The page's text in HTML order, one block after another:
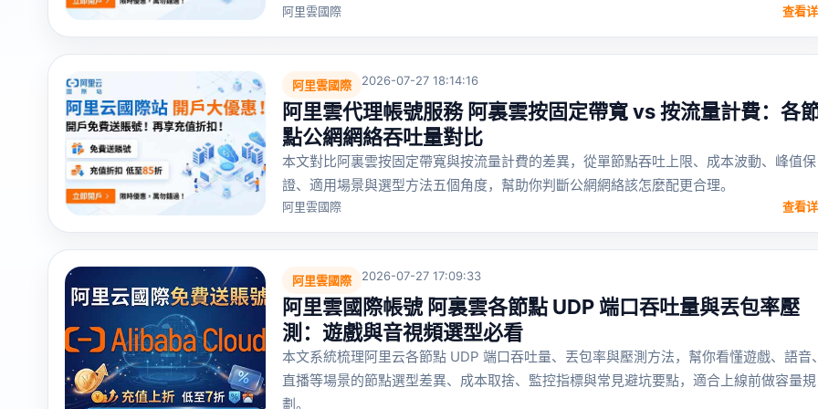
阿里雲國際 查看
阿里雲國際 2026-07-27 18:14:16
阿里雲代理帳號服務 阿裏雲按固定帶寬 vs 按流量計費：各
點公網網絡吞吐量對比
本文對比阿裏雲按固定帶寬與按流量計費的差異，從單節點吞吐上限、成本波動、峰值保
證、適用場景與選型方法五個角度，幫助你判斷公網網絡該怎麼配更合理。
阿里雲國際 查看
阿里雲國際 2026-07-27 17:09:33
阿里雲國際帳號 阿裏雲各節點 UDP 端口吞吐量與丟包率壓
測：遊戲與音視頻選型必看
本文系統梳理阿里云各節點 UDP 端口吞吐量、丟包率與壓測方法，幫你看懂遊戲、語音
直播等場景的節點選型差異、成本取捨、監控指標與常見避坑要點，適合上線前做容量規
劃。